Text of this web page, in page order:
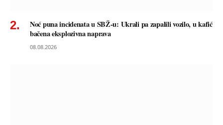
Noć puna incidenata u SBŽ-u: Ukrali pa zapalili vozilo, u kafić
bačena eksplozivna naprava
08.08.2026